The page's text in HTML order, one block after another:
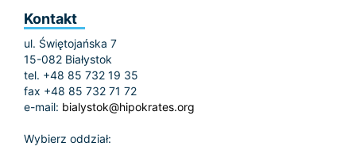
Kontakt
ul. Świętojańska 7
15-082 Białystok
tel. +48 85 732 19 35
fax +48 85 732 71 72
e-mail: bialystok@hipokrates.org
Wybierz oddział: